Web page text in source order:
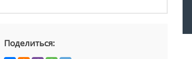
Поделиться: